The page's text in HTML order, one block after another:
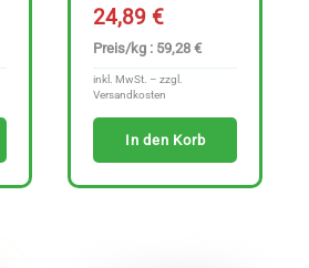
24,89€
Preis/kg : 59,28 €
inkl. MwSt. – zzgl.
Versandkosten
In den Korb